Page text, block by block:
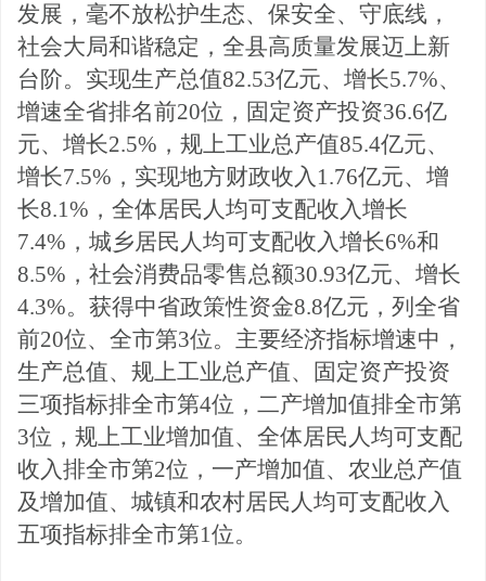
发展，毫不放松护生态、保安全、守底线，
社会大局和谐稳定，全县高质量发展迈上新
台阶。实现生产总值82.53亿元、增长5.7%、
增速全省排名前20位，固定资产投资36.6亿
元、增长2.5%，规上工业总产值85.4亿元、
增长7.5%，实现地方财政收入1.76亿元、增
长8.1%，全体居民人均可支配收入增长
7.4%，城乡居民人均可支配收入增长6%和
8.5%，社会消费品零售总额30.93亿元、增长
4.3%。获得中省政策性资金8.8亿元，列全省
前20位、全市第3位。主要经济指标增速中，
生产总值、规上工业总产值、固定资产投资
三项指标排全市第4位，二产增加值排全市第
3位，规上工业增加值、全体居民人均可支配
收入排全市第2位，一产增加值、农业总产值
及增加值、城镇和农村居民人均可支配收入
五项指标排全市第1位。